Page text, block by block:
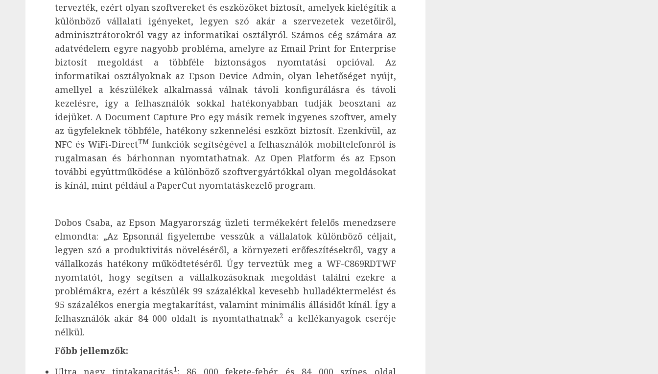
tervezték, ezért olyan szoftvereket és eszközöket biztosít, amelyek kielégítik a
különböző vállalati igényeket, legyen szó akár a szervezetek vezetőiről,
adminisztrátorokról vagy az informatikai osztályról. Számos cég számára az
adatvédelem egyre nagyobb probléma, amelyre az Email Print for Enterprise
biztosít megoldást a többféle biztonságos nyomtatási opcióval. Az
informatikai osztályoknak az Epson Device Admin, olyan lehetőséget nyújt,
amellyel a készülékek alkalmassá válnak távoli konfigurálásra és távoli
kezelésre, így a felhasználók sokkal hatékonyabban tudják beosztani az
idejüket. A Document Capture Pro egy másik remek ingyenes szoftver, amely
az ügyfeleknek többféle, hatékony szkennelési eszközt biztosít. Ezenkívül, az
NFC és WiFi-DirectTMfunkciók segítségével a felhasználók mobiltelefonról is
rugalmasan és bárhonnan nyomtathatnak. Az Open Platform és az Epson
további együttműködése a különböző szoftvergyártókkal olyan megoldásokat
is kínál, mint például a PaperCut nyomtatáskezelő program.
Dobos Csaba, az Epson Magyarország üzleti termékekért felelős menedzsere
elmondta: „Az Epsonnál figyelembe vesszük a vállalatok különböző céljait,
legyen szó a produktivitás növeléséről, a környezeti erőfeszítésekről, vagy a
vállalkozás hatékony működtetéséről. Úgy terveztük meg a WF-C869RDTWF
nyomtatót, hogy segítsen a vállalkozásoknak megoldást találni ezekre a
problémákra, ezért a készülék 99 százalékkal kevesebb hulladéktermelést és
95 százalékos energia megtakarítást, valamint minimális állásidőt kínál. Így a
felhasználók akár 84 000 oldalt is nyomtathatnak2
a kellékanyagok cseréje
nélkül.
Főbb jellemzők:
Ultra nagy tintakapacitás1; 86 000 fekete-fehér és 84 000 színes oldal